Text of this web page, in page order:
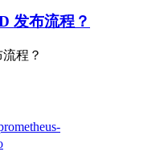
发布流程？
程？